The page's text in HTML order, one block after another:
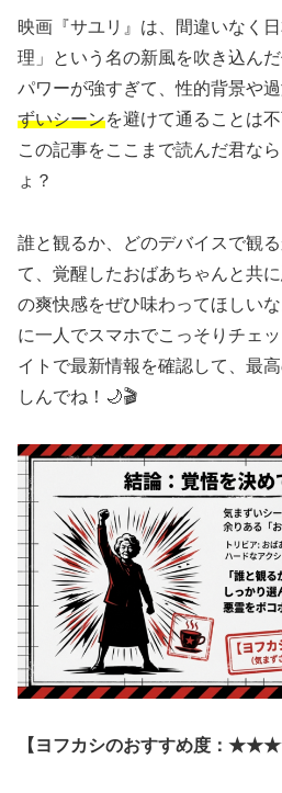
映画『サユリ』は、間違いなく
理」という名の新風を吹き込ん
パワーが強すぎて、性的背景や
ずいシーンを避けて通ることは
この記事をここまで読んだ君な
ょ？
誰と観るか、どのデバイスで観
て、覚醒したおばあちゃんと共
の爽快感をぜひ味わってほしい
に一人でスマホでこっそりチェ
イトで最新情報を確認して、最
しんでね！🌙🎬
【ヨフカシのおすすめ度：